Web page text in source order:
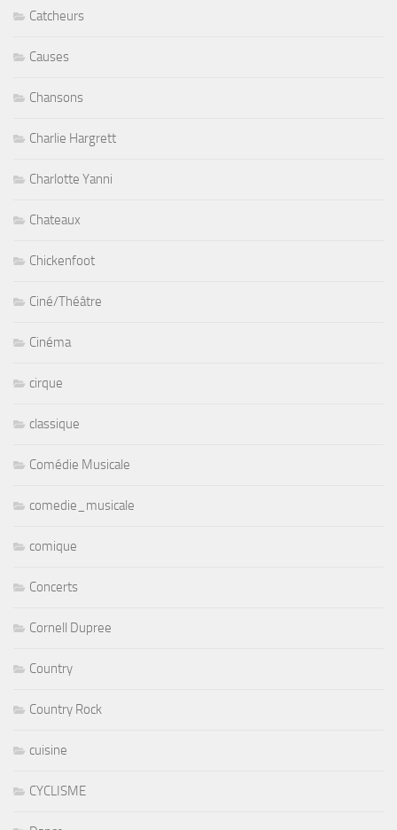
Catcheurs
Causes
Chansons
Charlie Hargrett
Charlotte Yanni
Chateaux
Chickenfoot
Ciné/Théâtre
Cinéma
cirque
classique
Comédie Musicale
comedie_musicale
comique
Concerts
Cornell Dupree
Country
Country Rock
cuisine
CYCLISME